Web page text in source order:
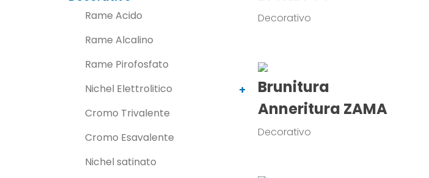
Decorativo
Brunitura
Anneritura ZAMA
Decorativo
Rame Acido
Rame Alcalino
Rame Pirofosfato
Nichel Elettrolitico
Cromo Trivalente
Cromo Esavalente
Nichel satinato